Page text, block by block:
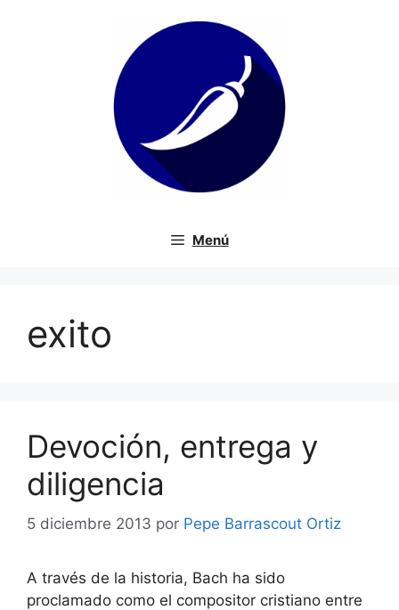
Menú
exito
Devoción, entrega y
diligencia
5 diciembre 2013 por Pepe Barrascout Ortiz
A través de la historia, Bach ha sido
proclamado como el compositor cristiano entre